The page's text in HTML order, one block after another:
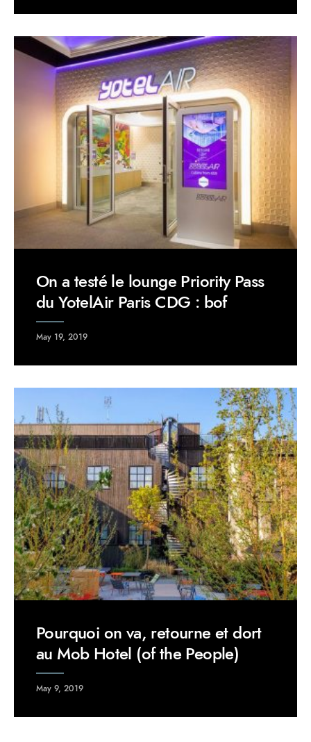
On a testé le lounge Priority Pass
du YotelAir Paris CDG : bof
May 19, 2019
Pourquoi on va, retourne et dort
au Mob Hotel (of the People)
May 9, 2019